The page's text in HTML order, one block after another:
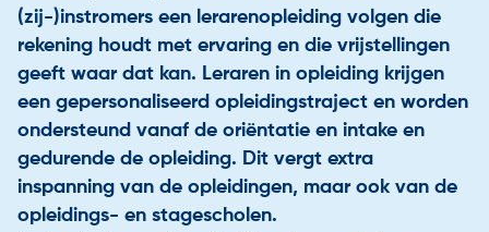
(zij-)instromers een lerarenopleiding volgen die
rekening houdt met ervaring en die vrijstellingen
geeft waar dat kan. Leraren in opleiding krijgen
een gepersonaliseerd opleidingstraject en worden
ondersteund vanaf de oriëntatie en intake en
gedurende de opleiding. Dit vergt extra
inspanning van de opleidingen, maar ook van de
opleidings- en stagescholen.